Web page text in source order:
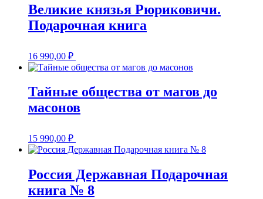
Великие князья Рюриковичи.
Подарочная книга
16 990,00 ₽
Тайные общества от магов до
масонов
15 990,00 ₽
Россия Державная Подарочная
книга № 8